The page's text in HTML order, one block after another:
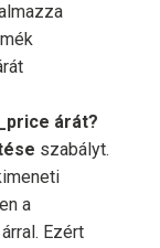
árát?
szabályt.
a
Ezért